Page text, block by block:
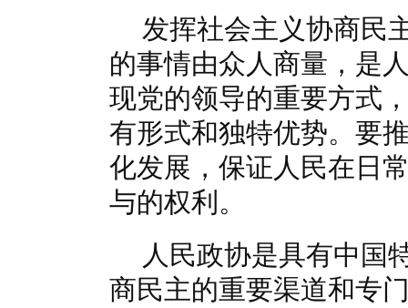
发挥社会主义协商民
的事情由众人商量，是
现党的领导的重要方式
有形式和独特优势。要
化发展，保证人民在日
与的权利。
人民政协是具有中国
商民主的重要渠道和专